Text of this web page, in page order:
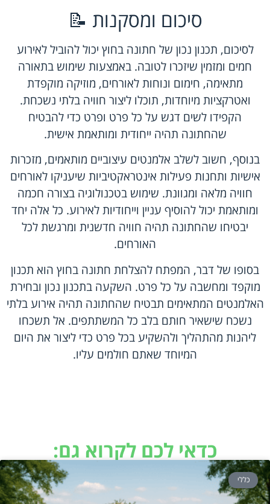
סיכום ומסקנות 📝
לסיכום, תכנון נכון של חתונה בחוץ יכול להוביל לאירוע
חמים ומזמין שיזכרו לטובה. באמצעות שימוש בתאורה
מתאימה, חימום ונוחות לאורחים, מוזיקה מוקפדת
ואטרקציות מיוחדות, תוכלו ליצור חוויה בלתי נשכחת.
הקפידו לשים דגש על כל פרט ופרט כדי להבטיח
שהחתונה תהיה ייחודית ומותאמת אישית.
בנוסף, חשוב לשלב אלמנטים עיצוביים מותאמים, מזכרות
אישיות ותחנות פעילות אינטראקטיביות שיעניקו לאורחים
חוויה מלאה ומגוונת. שימוש בטכנולוגיה בצורה חכמה
ומותאמת יכול להוסיף עניין וייחודיות לאירוע. כל אלה יחד
יבטיחו שהחתונה תהיה חוויה חדשנית ומרגשת לכל
האורחים.
בסופו של דבר, המפתח להצלחת חתונה בחוץ הוא תכנון
מוקפד ומחשבה על כל פרט. השקעה בתכנון נכון ובחירת
האלמנטים המתאימים תבטיח שהחתונה תהיה אירוע בלתי
נשכח שישאיר חותם בלב כל המשתתפים. אל תשכחו
ליהנות מהתהליך ולהשקיע בכל פרט כדי ליצור את היום
המיוחד שאתם חולמים עליו.
כדאי לכם לקרוא גם:
כללי